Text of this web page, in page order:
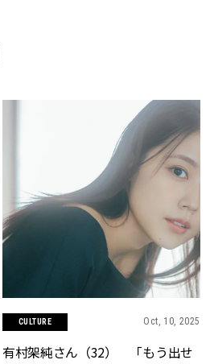
CULTURE Oct, 10, 2025
有村架純さん（32） 「もう出せ